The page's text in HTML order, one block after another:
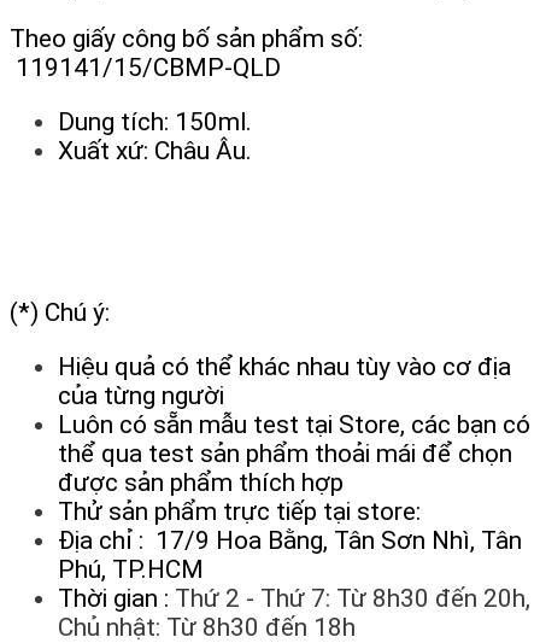
Theo giấy công bố sản phẩm số:
119141/15/CBMP-QLD
Dung tích: 150ml.
Xuất xứ: Châu Âu.
(*) Chú ý:
Hiệu quả có thể khác nhau tùy vào cơ địa
của từng người
Luôn có sẵn mẫu test tại Store, các bạn có
thể qua test sản phẩm thoải mái để chọn
được sản phẩm thích hợp
Thử sản phẩm trực tiếp tại store:
Địa chỉ : 17/9 Hoa Bằng, Tân Sơn Nhì, Tân
Phú, TP.HCM
Thời gian : Thứ 2 - Thứ 7: Từ 8h30 đến 20h,
Chủ nhật: Từ 8h30 đến 18h